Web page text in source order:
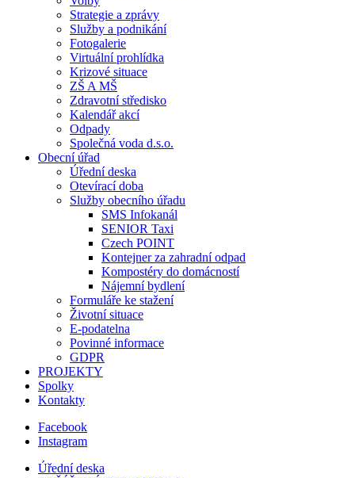
Strategie a zprávy
Služby a podnikání
Fotogalerie
Virtuální prohlídka
Krizové situace
ZŠ A MŠ
Zdravotní středisko
Kalendář akcí
Odpady
Společná voda d.s.o.
Obecní úřad
Úřední deska
Otevírací doba
Služby obecního úřadu
SMS Infokanál
SENIOR Taxi
Czech POINT
Kontejner za zahradní odpad
Kompostéry do domácností
Nájemní bydlení
Formuláře ke stažení
Životní situace
E-podatelna
Povinné informace
GDPR
PROJEKTY
Spolky
Kontakty
Facebook
Instagram
Úřední deska